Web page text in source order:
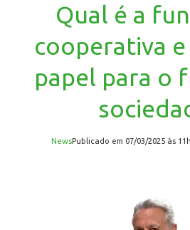
Qual é a
cooperativa
papel para o
News publicado em 07/03/2025 às